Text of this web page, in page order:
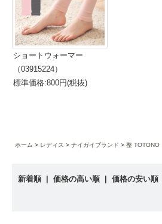
ショートウォーマー
（03915224）
標準価格:800円(税抜)
ホーム レディス ナイガイブランド 整 TOTONO
新着順 価格の高い順 価格の安い順